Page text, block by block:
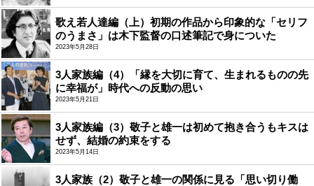
歌え若人達編（上）初期の作品から印象的な「セリフ
のうまさ」は木下監督の口述筆記で身についた
2023年5月28日
3人家族編（4）「縁を大切に育て、生まれるものの先
に幸福が」時代への反動の思い
2023年5月21日
3人家族編（3）敬子と雄一は初めて抱き合うもキスは
せず、結婚の約束をする
2023年5月14日
3人家族（2）敬子と雄一の関係に見る「思い切り働